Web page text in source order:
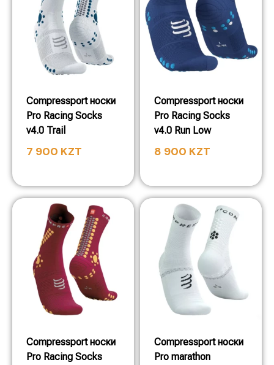
Compressport носки
Pro Racing Socks
v4.0 Trail
7 900 KZT
Compressport носки
Pro Racing Socks
v4.0 Run Low
8 900 KZT
Compressport носки
Pro Racing Socks
Compressport носки
Pro marathon